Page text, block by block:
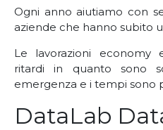
Ogni anno aiutiamo con
aziende che hanno subito
Le lavorazioni economy
ritardi in quanto sono
emergenza e i tempi sono
DataLab